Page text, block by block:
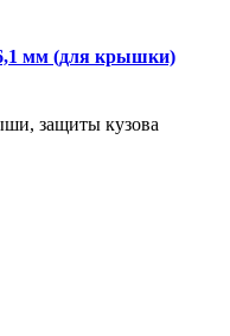
мм (для крышки)
защиты кузова